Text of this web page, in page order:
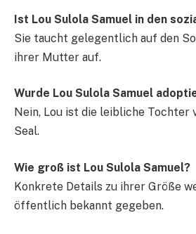
Ist Lou Sulola Samuel in den
Sie taucht gelegentlich auf den
ihrer Mutter auf.
Wurde Lou Sulola Samuel
Nein, Lou ist die leibliche Tochter
Seal.
Wie groß ist Lou Sulola Samuel?
Konkrete Details zu ihrer Größe
öffentlich bekannt gegeben.